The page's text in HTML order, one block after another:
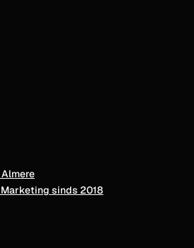
Almere
Marketing sinds 2018